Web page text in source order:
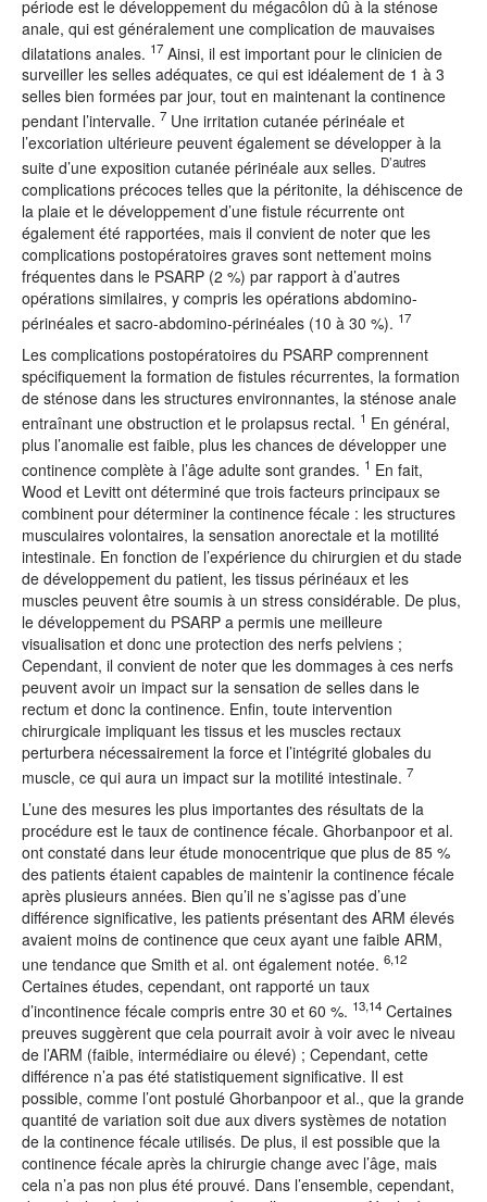
période est le développement du mégacôlon dû à la sténose
anale, qui est généralement une complication de mauvaises
dilatations anales. 17 Ainsi, il est important pour le clinicien de
surveiller les selles adéquates, ce qui est idéalement de 1 à 3
selles bien formées par jour, tout en maintenant la continence
pendant l’intervalle. 7 Une irritation cutanée périnéale et
l’excoriation ultérieure peuvent également se développer à la
suite d’une exposition cutanée périnéale aux selles. D’autres
complications précoces telles que la péritonite, la déhiscence de
la plaie et le développement d’une fistule récurrente ont
également été rapportées, mais il convient de noter que les
complications postopératoires graves sont nettement moins
fréquentes dans le PSARP (2 %) par rapport à d’autres
opérations similaires, y compris les opérations abdomino-
périnéales et sacro-abdomino-périnéales (10 à 30 %). 17
Les complications postopératoires du PSARP comprennent
spécifiquement la formation de fistules récurrentes, la formation
de sténose dans les structures environnantes, la sténose anale
entraînant une obstruction et le prolapsus rectal. 1 En général,
plus l’anomalie est faible, plus les chances de développer une
continence complète à l’âge adulte sont grandes. 1 En fait,
Wood et Levitt ont déterminé que trois facteurs principaux se
combinent pour déterminer la continence fécale : les structures
musculaires volontaires, la sensation anorectale et la motilité
intestinale. En fonction de l’expérience du chirurgien et du stade
de développement du patient, les tissus périnéaux et les
muscles peuvent être soumis à un stress considérable. De plus,
le développement du PSARP a permis une meilleure
visualisation et donc une protection des nerfs pelviens ;
Cependant, il convient de noter que les dommages à ces nerfs
peuvent avoir un impact sur la sensation de selles dans le
rectum et donc la continence. Enfin, toute intervention
chirurgicale impliquant les tissus et les muscles rectaux
perturbera nécessairement la force et l’intégrité globales du
muscle, ce qui aura un impact sur la motilité intestinale. 7
L’une des mesures les plus importantes des résultats de la
procédure est le taux de continence fécale. Ghorbanpoor et al.
ont constaté dans leur étude monocentrique que plus de 85 %
des patients étaient capables de maintenir la continence fécale
après plusieurs années. Bien qu’il ne s’agisse pas d’une
différence significative, les patients présentant des ARM élevés
avaient moins de continence que ceux ayant une faible ARM,
une tendance que Smith et al. ont également notée. 6,12
Certaines études, cependant, ont rapporté un taux
d’incontinence fécale compris entre 30 et 60 %. 13,14 Certaines
preuves suggèrent que cela pourrait avoir à voir avec le niveau
de l’ARM (faible, intermédiaire ou élevé) ; Cependant, cette
différence n’a pas été statistiquement significative. Il est
possible, comme l’ont postulé Ghorbanpoor et al., que la grande
quantité de variation soit due aux divers systèmes de notation
de la continence fécale utilisés. De plus, il est possible que la
continence fécale après la chirurgie change avec l’âge, mais
cela n’a pas non plus été prouvé. Dans l’ensemble, cependant,